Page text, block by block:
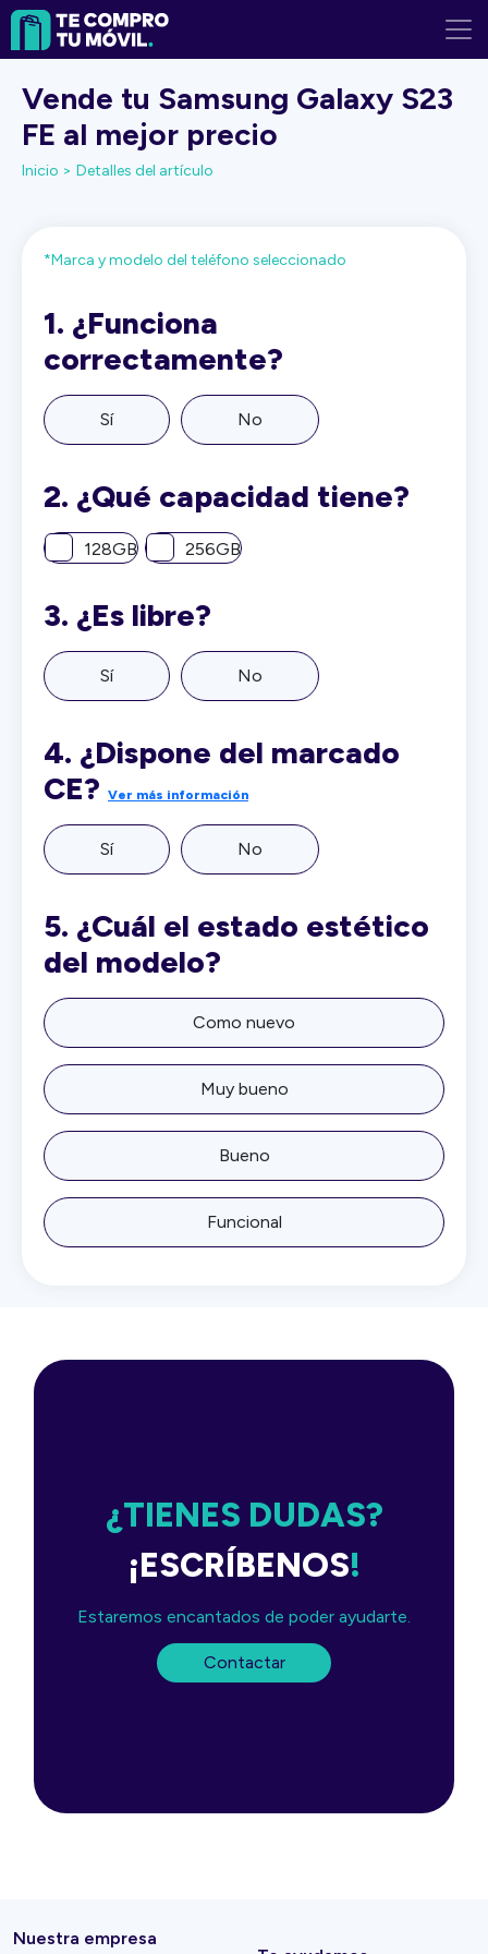
Vende tu Samsung Galaxy S23
FE al mejor precio
Inicio > Detalles del artículo
*Marca y modelo del teléfono seleccionado
1. ¿Funciona
correctamente?
Sí No
2. ¿Qué capacidad tiene?
128GB 256GB
3. ¿Es libre?
Sí No
4. ¿Dispone del marcado
CE? Ver más información
Sí No
5. ¿Cuál el estado estético
del modelo?
Como nuevo
Muy bueno
Bueno
Funcional
¿TIENES DUDAS?
¡ESCRÍBENOS!
Estaremos encantados de poder ayudarte.
Contactar
Nuestra empresa